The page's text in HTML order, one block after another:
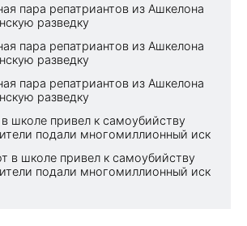
пара репатриантов из Ашкелона
разведку
пара репатриантов из Ашкелона
разведку
пара репатриантов из Ашкелона
разведку
школе привел к самоубийству
подали многомиллионный иск
в школе привел к самоубийству
подали многомиллионный иск